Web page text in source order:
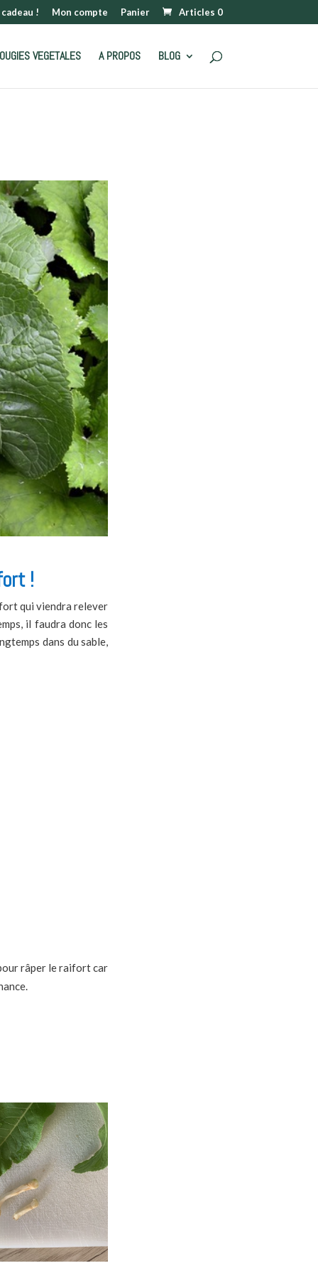
! Mon compte Panier Articles 0
VEGETALES A PROPOS BLOG
!
qui viendra relever
il faudra donc les
dans du sable,
râper le raifort car